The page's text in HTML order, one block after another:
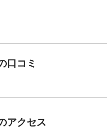
タイムでゆっくり過ごしなが
)
します。
口コミ
アクセス